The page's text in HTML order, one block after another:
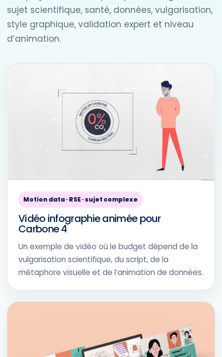
sujet scientifique, santé, données, vulgarisation,
style graphique, validation expert et niveau
d’animation.
Motion data · RSE · sujet complexe
Vidéo infographie animée pour
Carbone 4
Un exemple de vidéo où le budget dépend de la
vulgarisation scientifique, du script, de la
métaphore visuelle et de l’animation de données.